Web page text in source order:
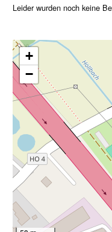
Leider wurden noch keine
+
−